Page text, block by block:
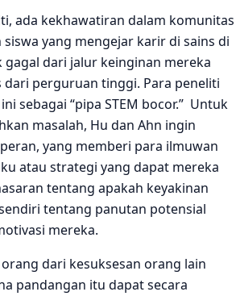
ada kekhawatiran dalam komunitas
yang mengejar karir di sains di
gagal dari jalur keinginan mereka
dari perguruan tinggi. Para peneliti
sebagai “pipa STEM bocor.” Untuk
masalah, Hu dan Ahn ingin
yang memberi para ilmuwan
atau strategi yang dapat mereka
tentang apakah keyakinan
tentang panutan potensial
mereka.
dari kesuksesan orang lain
pandangan itu dapat secara